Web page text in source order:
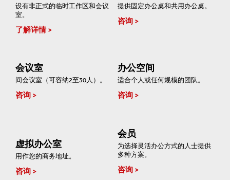
设有非正式的临时工作区和会议
室。
了解详情
提供固定办公桌和共用办公桌。
咨询
会议室
间会议室（可容纳2至30人）。
咨询
办公空间
适合个人或任何规模的团队。
咨询
虚拟办公室
用作您的商务地址。
咨询
会员
为选择灵活办公方式的人士提供
多种方案。
咨询